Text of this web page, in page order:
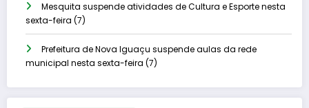
Mesquita suspende atividades de Cultura e Esporte nesta
sexta-feira (7)
Prefeitura de Nova Iguaçu suspende aulas da rede
municipal nesta sexta-feira (7)